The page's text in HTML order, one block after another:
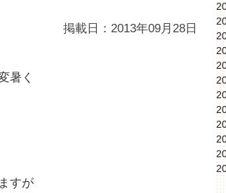
掲載日：2013年09月28日
暑く
すが